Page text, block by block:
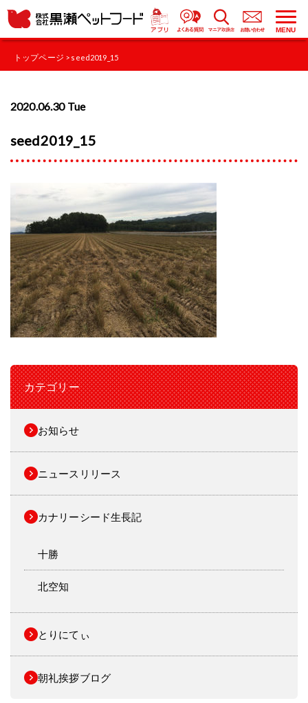
MENU
トップページ > seed2019_15
2020.06.30 Tue
seed2019_15
カテゴリー
お知らせ
ニュースリリース
カナリーシード生長記
十勝
北空知
とりにてぃ
朝礼挨拶ブログ